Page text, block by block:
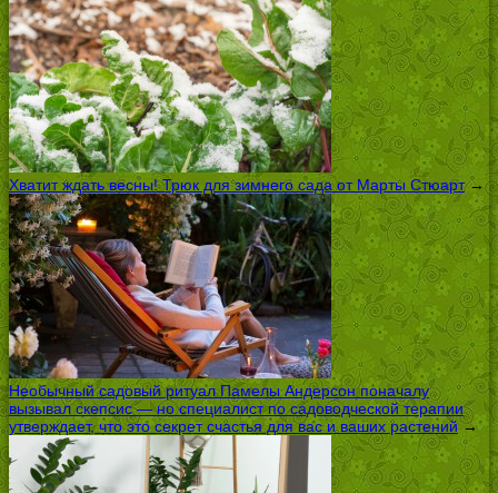
Хватит ждать весны! Трюк для зимнего сада от Марты Стюарт→
Необычный садовый ритуал Памелы Андерсон поначалу
вызывал скепсис — но специалист по садоводческой терапии
утверждает, что это секрет счастья для вас и ваших растений→